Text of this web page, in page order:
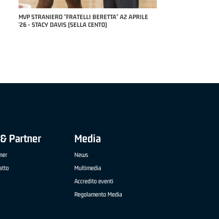
MVP "FRATELLI BERETTA" SAMUEL DILAS B
NAZIONALE APRILE '26 - MARCO RESTELLI (TAV
Partner Media
News
Multimedia
Accredito eventi
Regolamento Media